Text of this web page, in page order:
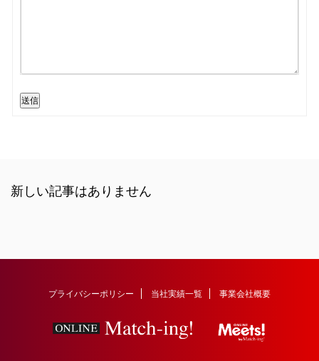
送信
新しい記事はありません
プライバシーポリシー 当社実績一覧 事業会社概要